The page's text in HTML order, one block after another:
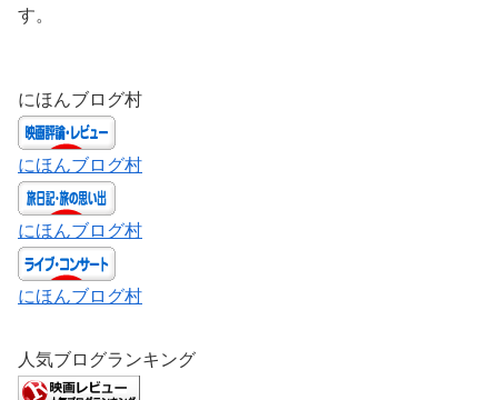
す。
にほんブログ村
にほんブログ村
にほんブログ村
にほんブログ村
人気ブログランキング